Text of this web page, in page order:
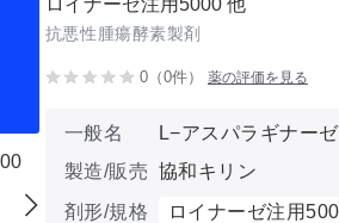
ロイナーゼ注用5000 他
抗悪性腫瘍酵素製剤
0（0件） 薬の評価を見る
一般名
L−アスパラギナーゼ
製造/販売 協和キリン
剤形/規格
ロイナーゼ注用